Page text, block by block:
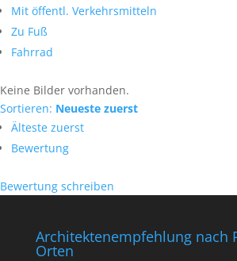
Mit öffentl. Verkehrsmitteln
Zu Fuß
Fahrrad
Keine Bilder vorhanden.
Sortieren: Neueste zuerst
Älteste zuerst
Bewertung
Bewertung schreiben
Architektenempfehlung nach
Orten